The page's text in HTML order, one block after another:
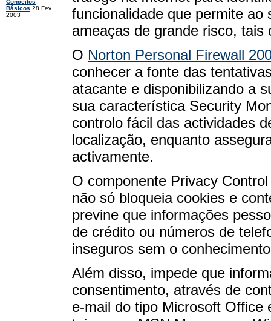
Conceitos
Básicos 28 Fev
2003
funcionalidade que permite
ameaças de grande risco,
O Norton Personal Firewall
conhecer a fonte das
atacante e disponibilizando a
sua característica Security
controlo fácil das actividades
localização, enquanto
activamente.
O componente Privacy
não só bloqueia cookies e
previne que informações
de crédito ou números de
inseguros sem o
Além disso, impede que
consentimento, através de
e-mail do tipo Microsoft Office